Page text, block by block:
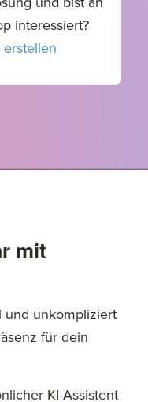
interessiert?
erstellen
mit
und unkompliziert
für dein
KI-Assistent